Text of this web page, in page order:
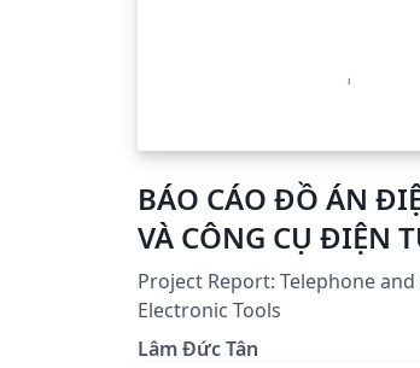
BÁO CÁO ĐỒ ÁN
VÀ CÔNG CỤ ĐIỆN
NHÂN
Project Report: Telephone
Electronic Tools
Lâm Đức Tân